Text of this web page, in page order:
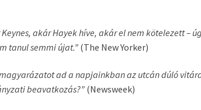
akár Hayek híve, akár el nem kötelezett –
tanul semmi újat.” (The New Yorker)
ad a napjainkban az utcán dúló
beavatkozás?” (Newsweek)